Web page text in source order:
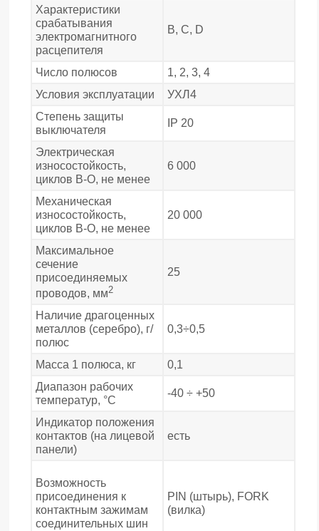
Характеристики
срабатывания
электромагнитного
расцепителя
В, С, D
Число полюсов
1, 2, 3, 4
Условия эксплуатации
УХЛ4
Степень защиты
выключателя
IP 20
Электрическая
износостойкость,
циклов В-О, не менее
6 000
Механическая
износостойкость,
циклов В-О, не менее
20 000
Максимальное
сечение
присоединяемых
проводов, мм2
25
Наличие драгоценных
металлов (серебро), г/
полюс
0,3÷0,5
Масса 1 полюса, кг
0,1
Диапазон рабочих
температур, °С
-40 ÷ +50
Индикатор положения
контактов (на лицевой
панели)
есть
Возможность
присоединения к
контактным зажимам
соединительных шин
PIN (штырь), FORK
(вилка)